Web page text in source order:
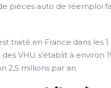
pièces auto de réemploi
traité en France dans les
VHU s’établit à environ
2,5 millions par an.